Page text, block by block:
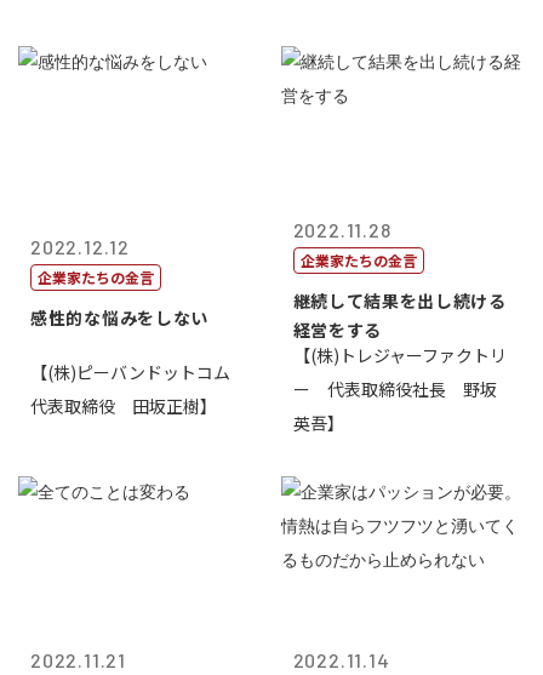
2022.12.12
企業家たちの金言
感性的な悩みをしない
【(株)ピーバンドットコム
代表取締役 田坂正樹】
2022.11.28
企業家たちの金言
継続して結果を出し続ける
経営をする
【(株)トレジャーファクトリ
ー 代表取締役社長 野坂
英吾】
2022.11.21 2022.11.14